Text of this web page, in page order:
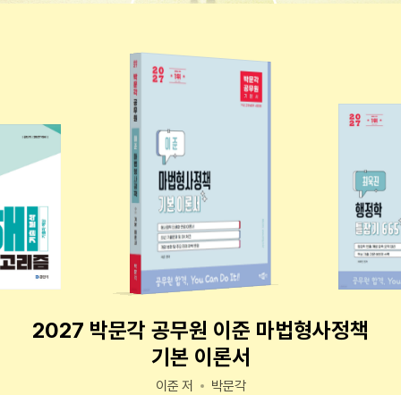
2027 박문각 공무원 이준 마법형사정책
기본 이론서
이준 저 박문각